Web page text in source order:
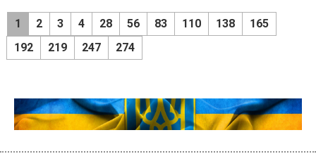
1 2 3 4 28 56 83 110 138
165
192
219 247 274